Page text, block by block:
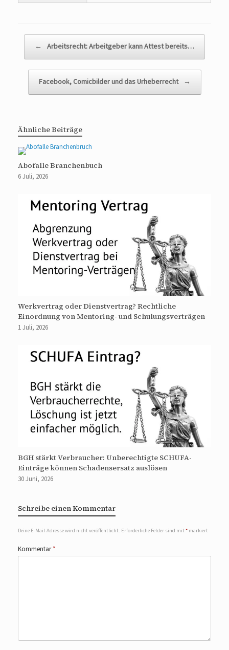
← Arbeitsrecht: Arbeitgeber kann Attest bereits…
Facebook, Comicbilder und das Urheberrecht →
Ähnliche Beiträge
Abofalle Branchenbuch
6 Juli, 2026
Werkvertrag oder Dienstvertrag? Rechtliche
Einordnung von Mentoring- und Schulungsverträgen
1 Juli, 2026
BGH stärkt Verbraucher: Unberechtigte SCHUFA-
Einträge können Schadensersatz auslösen
30 Juni, 2026
Schreibe einen Kommentar
Deine E-Mail-Adresse wird nicht veröffentlicht. Erforderliche Felder sind mit* markiert
Kommentar*